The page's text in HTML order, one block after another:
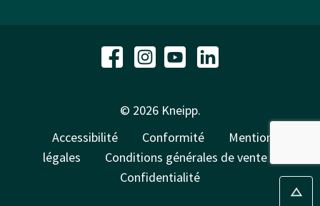
© 2026 Kneipp.
Accessibilité
Conformité
Mentions
légales
Conditions générales de vente
Confidentialité